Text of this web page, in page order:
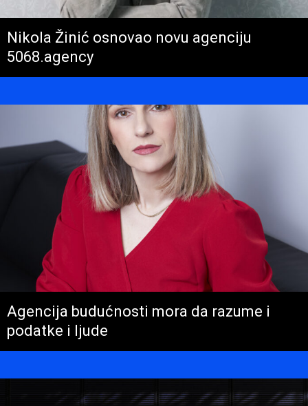
Nikola Žinić osnovao novu agenciju
5068.agency
Agencija budućnosti mora da razume i
podatke i ljude